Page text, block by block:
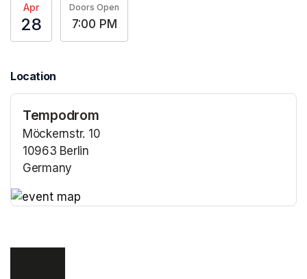
Apr
28
Doors Open
7:00 PM
Location
Tempodrom
Möckernstr. 10
10963 Berlin
Germany